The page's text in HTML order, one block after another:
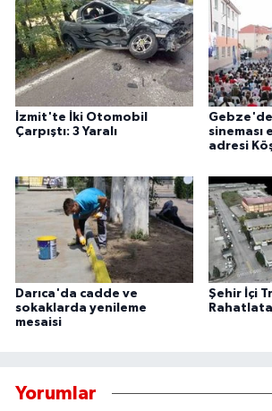
İzmit'te İki Otomobil
Çarpıştı: 3 Yaralı
Gebze'de
sineması
adresi
Darıca'da cadde ve
sokaklarda yenileme
mesaisi
Şehir İçi
Yorumlar